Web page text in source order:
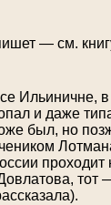
— см.
Ильиничне,
и даже
был, но
тот